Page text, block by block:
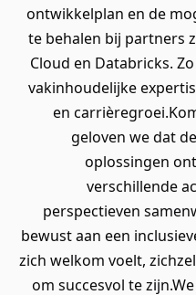
ontwikkelplan en de
te behalen bij partners
Cloud en Databricks.
vakinhoudelijke
en
geloven we dat
oplossingen
verschillende
perspectieven
bewust aan een
zich welkom voelt,
om succesvol te